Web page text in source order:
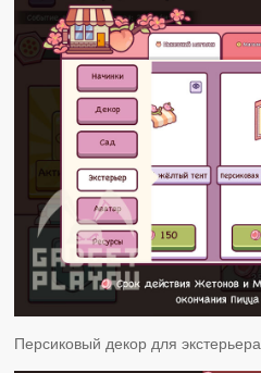
Персиковый декор для экстерьера.